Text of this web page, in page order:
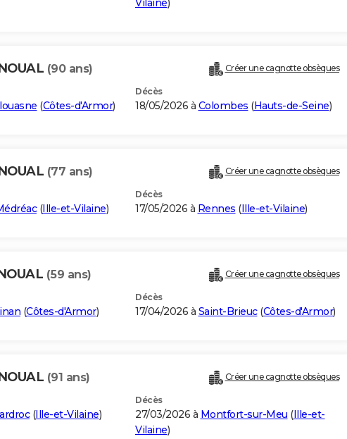
Vilaine)
(90 ans) Créer une cagnotte obsèques
(Côtes-d'Armor)
Décès
18/05/2026 à Colombes (Hauts-de-Seine)
(77 ans) Créer une cagnotte obsèques
(Ille-et-Vilaine)
Décès
17/05/2026 à Rennes (Ille-et-Vilaine)
(59 ans) Créer une cagnotte obsèques
(Côtes-d'Armor)
Décès
17/04/2026 à Saint-Brieuc(Côtes-d'Armor)
(91 ans) Créer une cagnotte obsèques
(Ille-et-Vilaine)
Décès
27/03/2026 à Montfort-sur-Meu (Ille-et-
Vilaine)